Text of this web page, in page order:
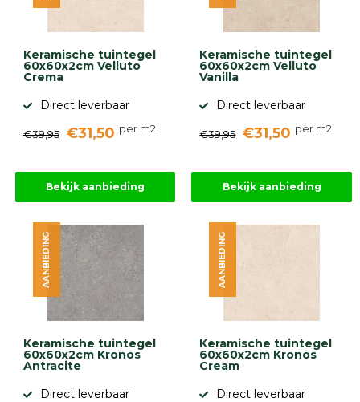
Keramische tuintegel
60x60x2cm Velluto
Crema
Direct leverbaar
€39,95 €31,50 per m2
Bekijk aanbieding
Keramische tuintegel
60x60x2cm Velluto
Vanilla
Direct leverbaar
€39,95 €31,50 per m2
Bekijk aanbieding
Keramische tuintegel
60x60x2cm Kronos
Antracite
Direct leverbaar
AANBIEDING
Keramische tuintegel
60x60x2cm Kronos
Cream
Direct leverbaar
AANBIEDING